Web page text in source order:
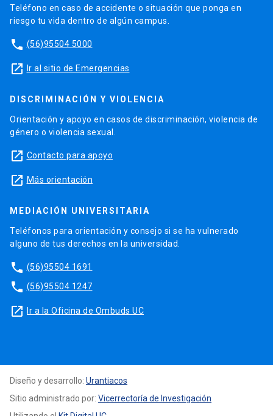
Teléfono en caso de accidente o situación que ponga en
riesgo tu vida dentro de algún campus.
phone (56)95504 5000
launch Ir al sitio de Emergencias
DISCRIMINACIÓN Y VIOLENCIA
Orientación y apoyo en casos de discriminación, violencia de
género o violencia sexual.
launch Contacto para apoyo
launch Más orientación
MEDIACIÓN UNIVERSITARIA
Teléfonos para orientación y consejo si se ha vulnerado
alguno de tus derechos en la universidad.
phone (56)95504 1691
phone (56)95504 1247
launch Ir a la Oficina de Ombuds UC
Diseño y desarrollo: Urantiacos
Sitio administrado por: Vicerrectoría de Investigación